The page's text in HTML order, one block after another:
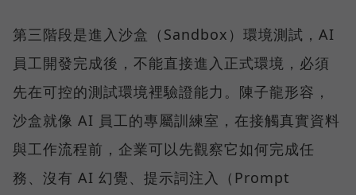
第三階段是進入沙盒（Sandbox）環境測試，AI
員工開發完成後，不能直接進入正式環境，必須
先在可控的測試環境裡驗證能力。陳子龍形容，
沙盒就像 AI 員工的專屬訓練室，在接觸真實資料
與工作流程前，企業可以先觀察它如何完成任
務、沒有 AI 幻覺、提示詞注入（Prompt